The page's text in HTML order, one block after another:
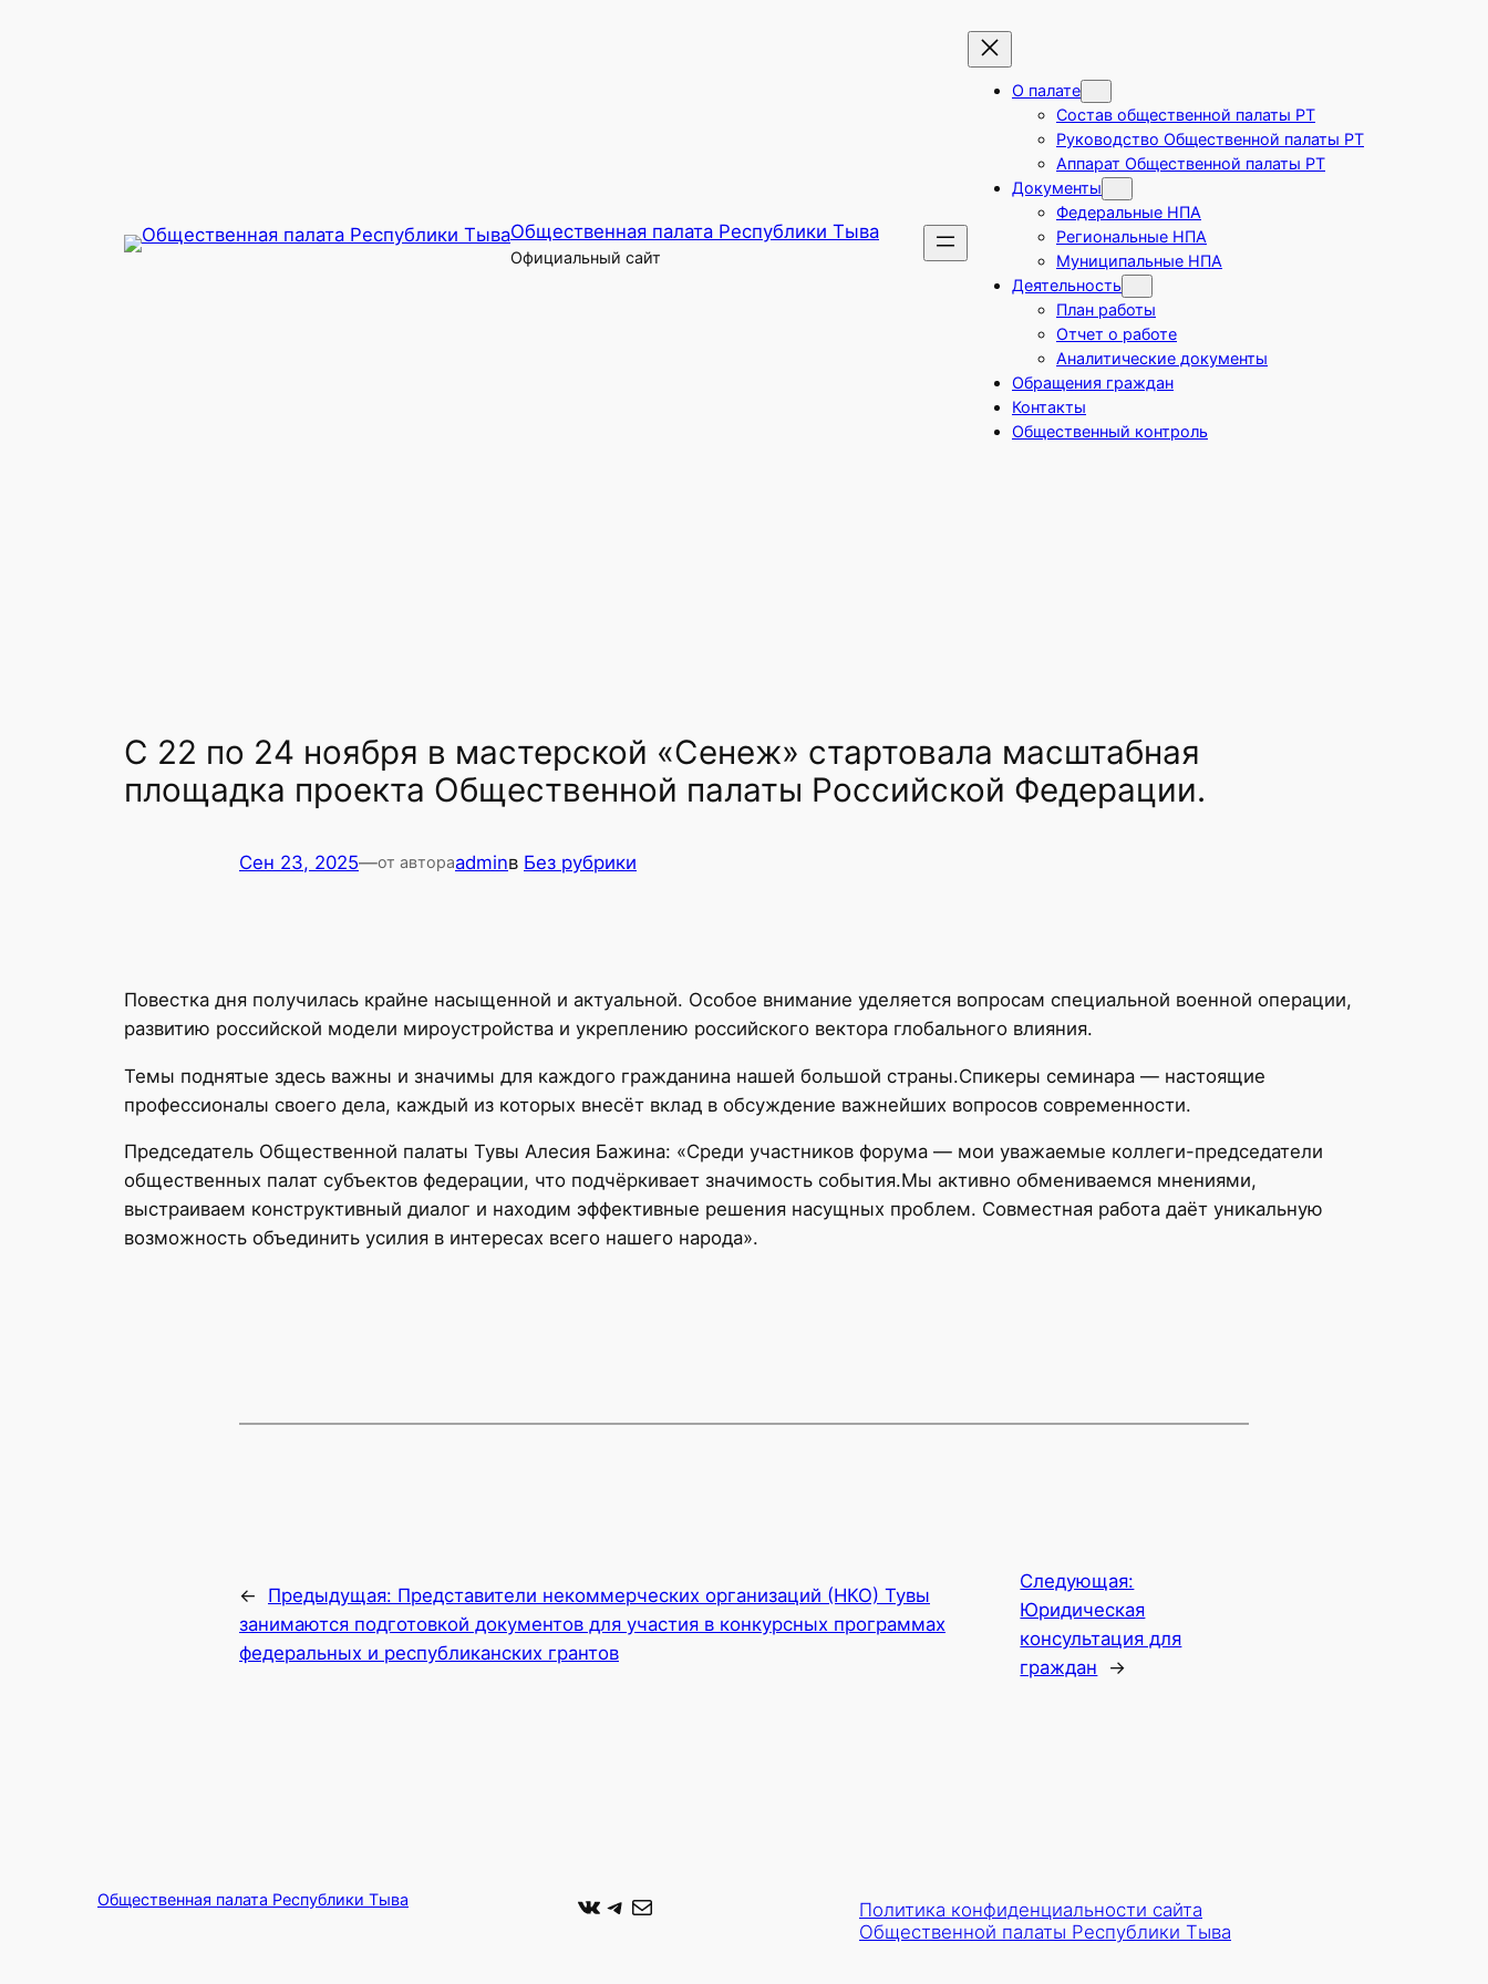
Общественная палата Республики Тыва
Официальный сайт
О палате
Состав общественной палаты РТ
Руководство Общественной палаты РТ
Аппарат Общественной палаты РТ
Документы
Федеральные НПА
Региональные НПА
Муниципальные НПА
Деятельность
План работы
Отчет о работе
Аналитические документы
Обращения граждан
Контакты
Общественный контроль
С 22 по 24 ноября в мастерской «Сенеж» стартовала масштабная
площадка проекта Общественной палаты Российской Федерации.
Сен 23, 2025—от автораadminв Без рубрики
Повестка дня получилась крайне насыщенной и актуальной. Особое внимание уделяется вопросам специальной военной операции,
развитию российской модели мироустройства и укреплению российского вектора глобального влияния.
Темы поднятые здесь важны и значимы для каждого гражданина нашей большой страны.Спикеры семинара — настоящие
профессионалы своего дела, каждый из которых внесёт вклад в обсуждение важнейших вопросов современности.
Председатель Общественной палаты Тувы Алесия Бажина: «Среди участников форума — мои уважаемые коллеги-председатели
общественных палат субъектов федерации, что подчёркивает значимость события.Мы активно обмениваемся мнениями,
выстраиваем конструктивный диалог и находим эффективные решения насущных проблем. Совместная работа даёт уникальную
возможность объединить усилия в интересах всего нашего народа».
← Предыдущая: Представители некоммерческих организаций (НКО) Тувы
занимаются подготовкой документов для участия в конкурсных программах
федеральных и республиканских грантов
Следующая:
Юридическая
консультация для
граждан
→
Общественная палата Республики Тыва ВКонтакте Telegram Почта
Политика конфиденциальности сайта
Общественной палаты Республики Тыва